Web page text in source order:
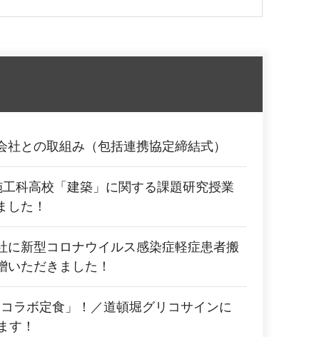
社との取組み（包括連携協定締結式）
科高校「建築」に関する課題研究授業
した！
に新型コロナウイルス感染症軽症患者搬
いただきました！
コラボ定食」！／道頓堀グリコサインに
す！